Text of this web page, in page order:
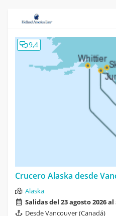
9,4
Crucero Alaska desde
Alaska
Salidas del 23 agosto 2026
Desde Vancouver (Canadá)